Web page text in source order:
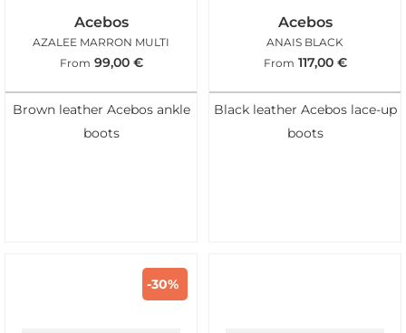
Acebos
AZALEE MARRON MULTI
From 99,00 €
Brown leather Acebos ankle
boots
Acebos
ANAIS BLACK
From 117,00 €
Black leather Acebos lace-up
boots
-30%